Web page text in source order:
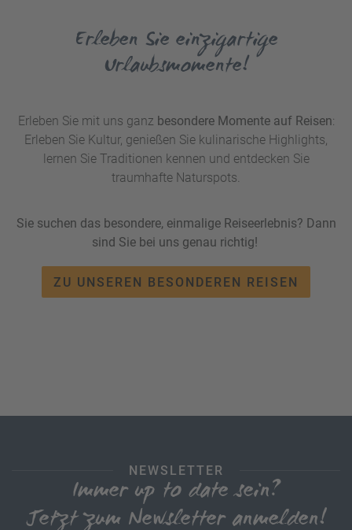
Erleben Sie einzigartige
Urlaubsmomente!
Erleben Sie mit uns ganz besondere Momente auf Reisen:
Erleben Sie Kultur, genießen Sie kulinarische Highlights,
lernen Sie Traditionen kennen und entdecken Sie
traumhafte Naturspots.
Sie suchen das besondere, einmalige Reiseerlebnis? Dann
sind Sie bei uns genau richtig!
ZU UNSEREN BESONDEREN REISEN
NEWSLETTER
Immer up to date sein?
Jetzt zum Newsletter anmelden!